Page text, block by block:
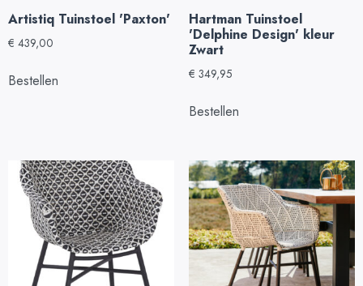
Artistiq Tuinstoel 'Paxton'
€ 439,00
Bestellen
Hartman Tuinstoel
'Delphine Design' kleur
Zwart
€ 349,95
Bestellen